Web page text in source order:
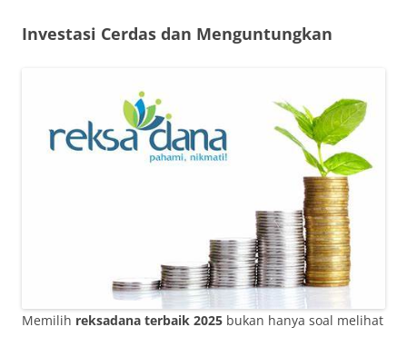
Investasi Cerdas dan Menguntungkan
Memilih reksadana terbaik 2025 bukan hanya soal melihat